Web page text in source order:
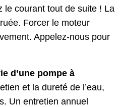
le courant tout de suite ! La
Forcer le moteur
Appelez-nous pour
d’une pompe à
et la dureté de l’eau,
Un entretien annuel